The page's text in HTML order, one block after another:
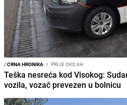
/CRNA HRONIKA I PRIJE OKO 6H
Teška nesreća kod Visokog:
vozila, vozač prevezen u bolnicu